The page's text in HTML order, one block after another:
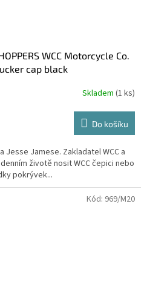
WCC Motorcycle Co.
cap black
Skladem (1 ks)
Do košíku
Jesse Jamese. Zakladatel WCC a
životě nosit WCC čepici nebo
pokrývek...
Kód: 969/M20